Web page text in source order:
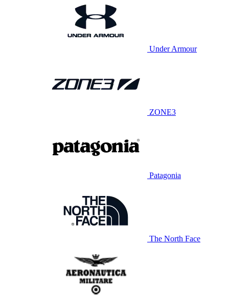
Under Armour
ZONE3
Patagonia
The North Face